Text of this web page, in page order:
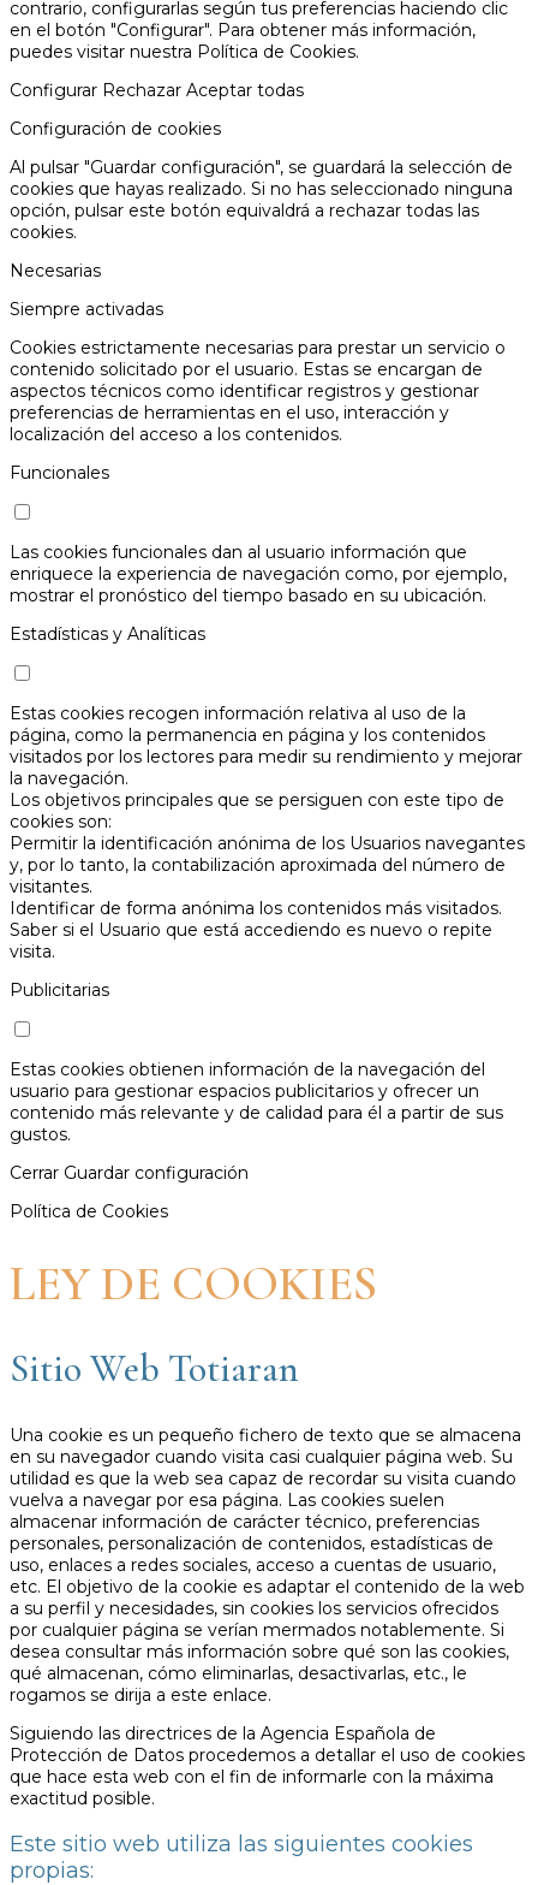
contrario, configurarlas según tus preferencias haciendo clic
en el botón "Configurar". Para obtener más información,
puedes visitar nuestra Política de Cookies.
Configurar Rechazar Aceptar todas
Configuración de cookies
Al pulsar "Guardar configuración", se guardará la selección de
cookies que hayas realizado. Si no has seleccionado ninguna
opción, pulsar este botón equivaldrá a rechazar todas las
cookies.
Necesarias
Siempre activadas
Cookies estrictamente necesarias para prestar un servicio o
contenido solicitado por el usuario. Estas se encargan de
aspectos técnicos como identificar registros y gestionar
preferencias de herramientas en el uso, interacción y
localización del acceso a los contenidos.
Funcionales
Las cookies funcionales dan al usuario información que
enriquece la experiencia de navegación como, por ejemplo,
mostrar el pronóstico del tiempo basado en su ubicación.
Estadísticas y Analíticas
Estas cookies recogen información relativa al uso de la
página, como la permanencia en página y los contenidos
visitados por los lectores para medir su rendimiento y mejorar
la navegación.
Los objetivos principales que se persiguen con este tipo de
cookies son:
Permitir la identificación anónima de los Usuarios navegantes
y, por lo tanto, la contabilización aproximada del número de
visitantes.
Identificar de forma anónima los contenidos más visitados.
Saber si el Usuario que está accediendo es nuevo o repite
visita.
Publicitarias
Estas cookies obtienen información de la navegación del
usuario para gestionar espacios publicitarios y ofrecer un
contenido más relevante y de calidad para él a partir de sus
gustos.
Cerrar Guardar configuración
Política de Cookies
LEY DE COOKIES
Sitio Web Totiaran
Una cookie es un pequeño fichero de texto que se almacena
en su navegador cuando visita casi cualquier página web. Su
utilidad es que la web sea capaz de recordar su visita cuando
vuelva a navegar por esa página. Las cookies suelen
almacenar información de carácter técnico, preferencias
personales, personalización de contenidos, estadísticas de
uso, enlaces a redes sociales, acceso a cuentas de usuario,
etc. El objetivo de la cookie es adaptar el contenido de la web
a su perfil y necesidades, sin cookies los servicios ofrecidos
por cualquier página se verían mermados notablemente. Si
desea consultar más información sobre qué son las cookies,
qué almacenan, cómo eliminarlas, desactivarlas, etc., le
rogamos se dirija a este enlace.
Siguiendo las directrices de la Agencia Española de
Protección de Datos procedemos a detallar el uso de cookies
que hace esta web con el fin de informarle con la máxima
exactitud posible.
Este sitio web utiliza las siguientes cookies
propias: